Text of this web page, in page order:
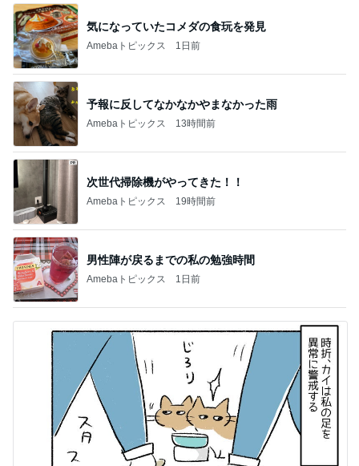
気になっていたコメダの食玩を発見
Amebaトピックス 1日前
予報に反してなかなかやまなかった雨
Amebaトピックス 13時間前
次世代掃除機がやってきた！！
Amebaトピックス 19時間前
男性陣が戻るまでの私の勉強時間
Amebaトピックス 1日前